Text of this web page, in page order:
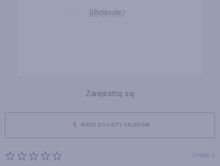
Zarejestruj się
WRÓĆ DO LISTY SKLEPÓW
OPINIE 0